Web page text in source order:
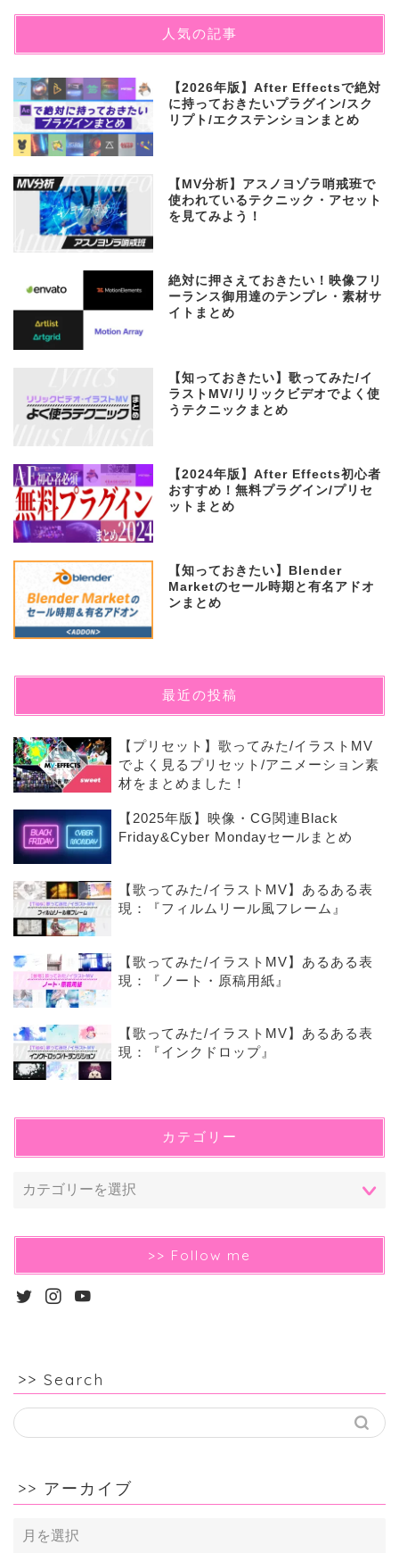
人気の記事
【2026年版】After Effectsで絶対
に持っておきたいプラグイン/スク
リプト/エクステンションまとめ
【MV分析】アスノヨゾラ哨戒班で
使われているテクニック・アセット
を見てみよう！
絶対に押さえておきたい！映像フリ
ーランス御用達のテンプレ・素材サ
イトまとめ
【知っておきたい】歌ってみた/イ
ラストMV/リリックビデオでよく使
うテクニックまとめ
【2024年版】After Effects初心者
おすすめ！無料プラグイン/プリセ
ットまとめ
【知っておきたい】Blender
Marketのセール時期と有名アドオ
ンまとめ
最近の投稿
【プリセット】歌ってみた/イラストMV
でよく見るプリセット/アニメーション素
材をまとめました！
【2025年版】映像・CG関連Black
Friday&Cyber Mondayセールまとめ
【歌ってみた/イラストMV】あるある表
現：『フィルムリール風フレーム』
【歌ってみた/イラストMV】あるある表
現：『ノート・原稿用紙』
【歌ってみた/イラストMV】あるある表
現：『インクドロップ』
カテゴリー
>> Follow me
>> Search
>> アーカイブ
ア